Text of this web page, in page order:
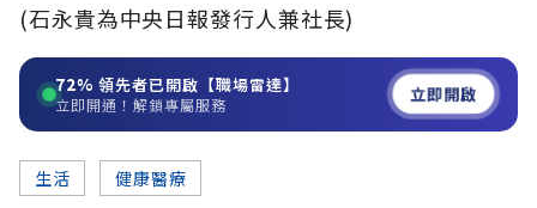
(石永貴為中央日報發行人兼社長)
72% 領先者已開啟【職場雷達】
立即開通！解鎖專屬服務 立即開啟
生活 健康醫療